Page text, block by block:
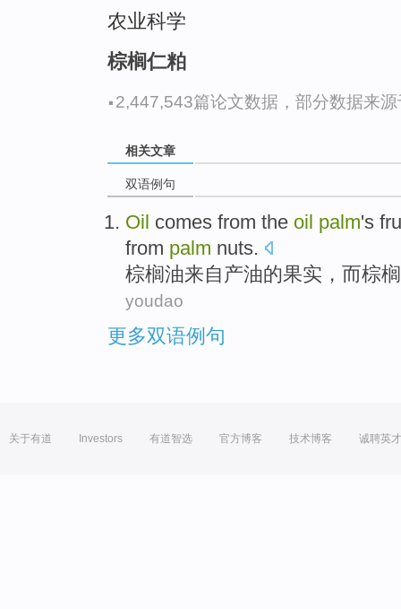
农业科学
棕榈仁粕
·2,447,543篇论文数据，部分数据来
相关文章
双语例句
Oil comes from the oil palm's
from palm nuts.
棕榈油来自 产油的果实 ， 而棕榈
youdao
更多双语例句
关于有道 Investors 有道智选 官方博客 技术博客 诚聘英才